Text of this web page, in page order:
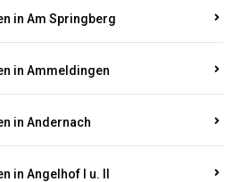
in Am Springberg
in Ammeldingen
in Andernach
in Angelhof I u. II